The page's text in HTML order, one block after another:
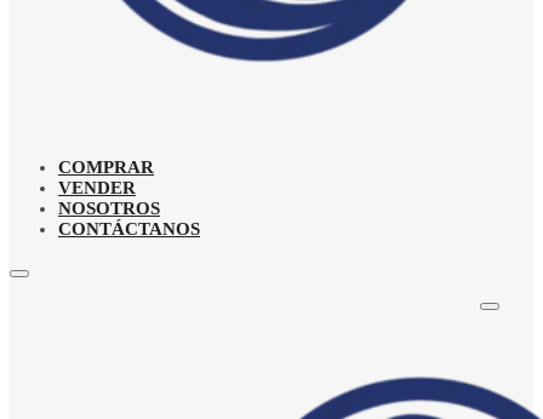
COMPRAR
VENDER
NOSOTROS
CONTÁCTANOS